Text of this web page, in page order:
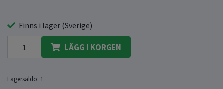
Finns i lager (Sverige)
LÄGG I KORGEN
Lagersaldo: 1